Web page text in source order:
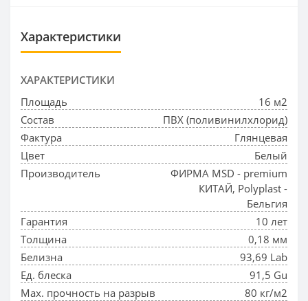
Характеристики
ХАРАКТЕРИСТИКИ
Площадь
16 м2
Состав
ПВХ (поливинилхлорид)
Фактура
Глянцевая
Цвет
Белый
Производитель
ФИРМА MSD - premium
КИТАЙ, Polyplast -
Бельгия
Гарантия
10 лет
Толщина
0,18 мм
Белизна
93,69 Lab
Ед. блеска
91,5 Gu
Max. прочность на разрыв
80 кг/м2